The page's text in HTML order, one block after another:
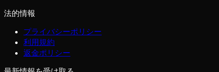
法的情報
プライバシーポリシー
利用規約
返金ポリシー